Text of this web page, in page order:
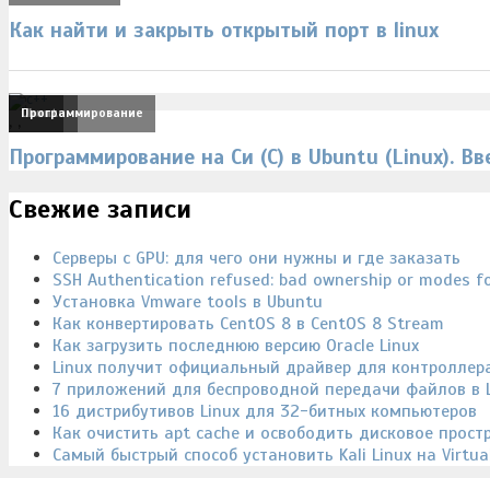
Как найти и закрыть открытый порт в linux
Linux
Ubuntu
Программирование
Программирование на Си (C) в Ubuntu (Linux).
Свежие записи
Серверы с GPU: для чего они нужны и где заказать
SSH Authentication refused: bad ownership or modes
Установка Vmware tools в Ubuntu
Как конвертировать CentOS 8 в CentOS 8 Stream
Как загрузить последнюю версию Oracle Linux
Linux получит официальный драйвер для
7 приложений для беспроводной передачи файлов в
16 дистрибутивов Linux для 32-битных компьютеров
Как очистить apt cache и освободить дисковое
Самый быстрый способ установить Kali Linux на